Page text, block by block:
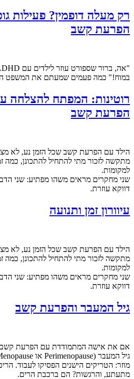
רק מעלה דופמין? פעילות
הפרעת קשב
במוח!" כמה פעמים שמעתם את המשפט
רוטינות: המפתח להצלחה
הפרעת קשב
הילד עם הפרעת קשב שכל הזמן נע, לא
מתקשה לזכור מתי להתחיל להתכונן, כמה
למקומות.
שני מחקרים מראים משהו מפתיע: שני
דווקא עוזרת.
עיוורון זמן ותנועה
הילד עם הפרעת קשב שכל הזמן נע, לא
מתקשה לזכור מתי להתחיל להתכונן, כמה
למקומות.
שני מחקרים מראים משהו מפתיע: שני
דווקא עוזרת.
גיל המעבר והפרעת קשב
מוזר: הטריקים הישנים הפסיקו לעבוד.
מתעתע, והרגשות? הם ברכבת הרים.